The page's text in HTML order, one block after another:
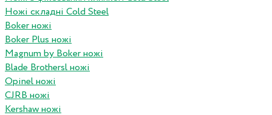
Ножі складні Cold Steel
Boker ножі
Boker Plus ножі
Magnum by Boker ножі
Blade Brothersl ножі
Opinel ножі
CJRB ножі
Kershaw ножі